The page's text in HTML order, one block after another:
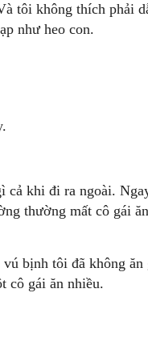
tôi không thích phải
như heo con.
cả khi đi ra ngoài.
thường mất cô gái
bịnh tôi đã không
cô gái ăn nhiều.